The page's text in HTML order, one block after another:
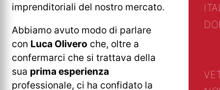
imprenditoriali del nostro mercato.
Abbiamo avuto modo di parlare
con Luca Olivero che, oltre a
confermarci che si trattava della
sua prima esperienza
professionale, ci ha confidato la